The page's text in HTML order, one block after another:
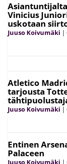
Vinicius
uskotaan
Juuso Koivumäki |
Atletico
tarjousta
Juuso Koivumäki |
Entinen
Palaceen
Juuso Koivumäki |